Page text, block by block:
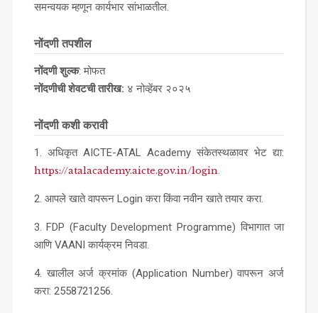
समन्वयक म्हणून कार्यभार सांभाळतील.
नोंदणी तपशील
नोंदणी शुल्क: मोफत
नोंदणीची शेवटची तारीख: ४ नोव्हेंबर २०२५
नोंदणी कशी करावी
1. अधिकृत AICTE-ATAL Academy संकेतस्थळावर भेट द्या:
https://atalacademy.aicte.gov.in/login.
2. आपले खाते वापरून Login करा किंवा नवीन खाते तयार करा.
3. FDP (Faculty Development Programme) विभागात जा
आणि VAANI कार्यक्रम निवडा.
4. खालील अर्ज क्रमांक (Application Number) वापरून अर्ज
करा: 2558721256.